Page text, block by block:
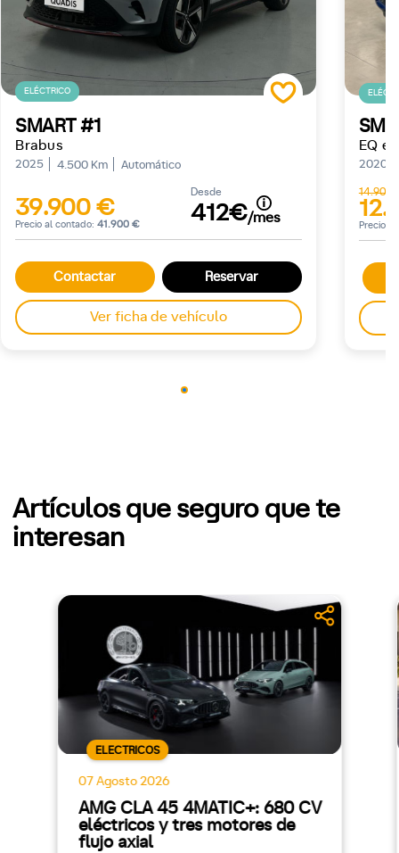
ELÉCTRICO
SMART #1
Brabus
2025 4.500 Km Automático
39.900 €
Precio al contado: 41.900 €
Desde
412€/mes
Contactar Reservar
Ver ficha de vehículo
EQ
2020
14.900
Precio
Artículos que seguro que te
interesan
ELECTRICOS
07 Agosto 2026
AMG CLA 45 4MATIC+: 680 CV
eléctricos y tres motores de
flujo axial